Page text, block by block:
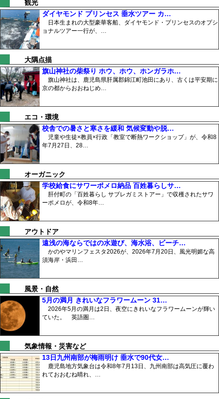
観光
ダイヤモンド プリンセス 垂水ツアー カ…
日本生まれの大型豪華客船、ダイヤモンド・プリンセスのオプシ
ョナルツアー一行が、…
大隅点描
旗山神社の柴祭り ホウ、ホウ、ホンガラホ…
旗山神社は、鹿児島県肝属郡錦江町池田にあり、古くは平安期に
京の都からおおねじめ…
エコ・環境
校舎での暑さと寒さを緩和 気候変動や脱…
児童や生徒×教員×行政「教室で断熱ワークショップ」が、令和8
年7月27日、28…
オーガニック
学校給食にサワーポメロ納品 百姓暮らしサ…
肝付町の「百姓暮らし サブレガミストアー」で収穫されたサワ
ーポメロが、令和8年…
アウトドア
遠浅の海ならではの水遊び、海水浴、ビーチ…
かのやマリンフェスタ2026が、2026年7月20日、風光明媚な高
須海岸・浜田…
風景・自然
5月の満月 きれいなフラワームーン 31…
2026年5月の満月は2日、夜空にきれいなフラワームーンが輝い
ていた。 英語圏…
気象情報・災害など
13日九州南部が梅雨明け 垂水で90代女…
鹿児島地方気象台は令和8年7月13日、九州南部は高気圧に覆わ
れておおむね晴れ、…